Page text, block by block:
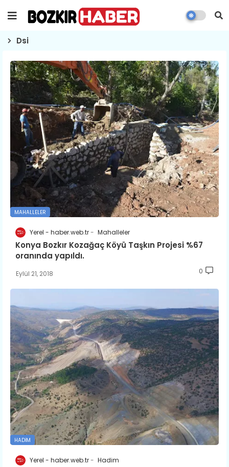
Dsi
MAHALLELER
Yerel - haber.web.tr Mahalleler
Konya Bozkır Kozağaç Köyü Taşkın Projesi %67
oranında yapıldı.
Eylül 21, 2018 0
HADIM
Yerel - haber.web.tr Hadim